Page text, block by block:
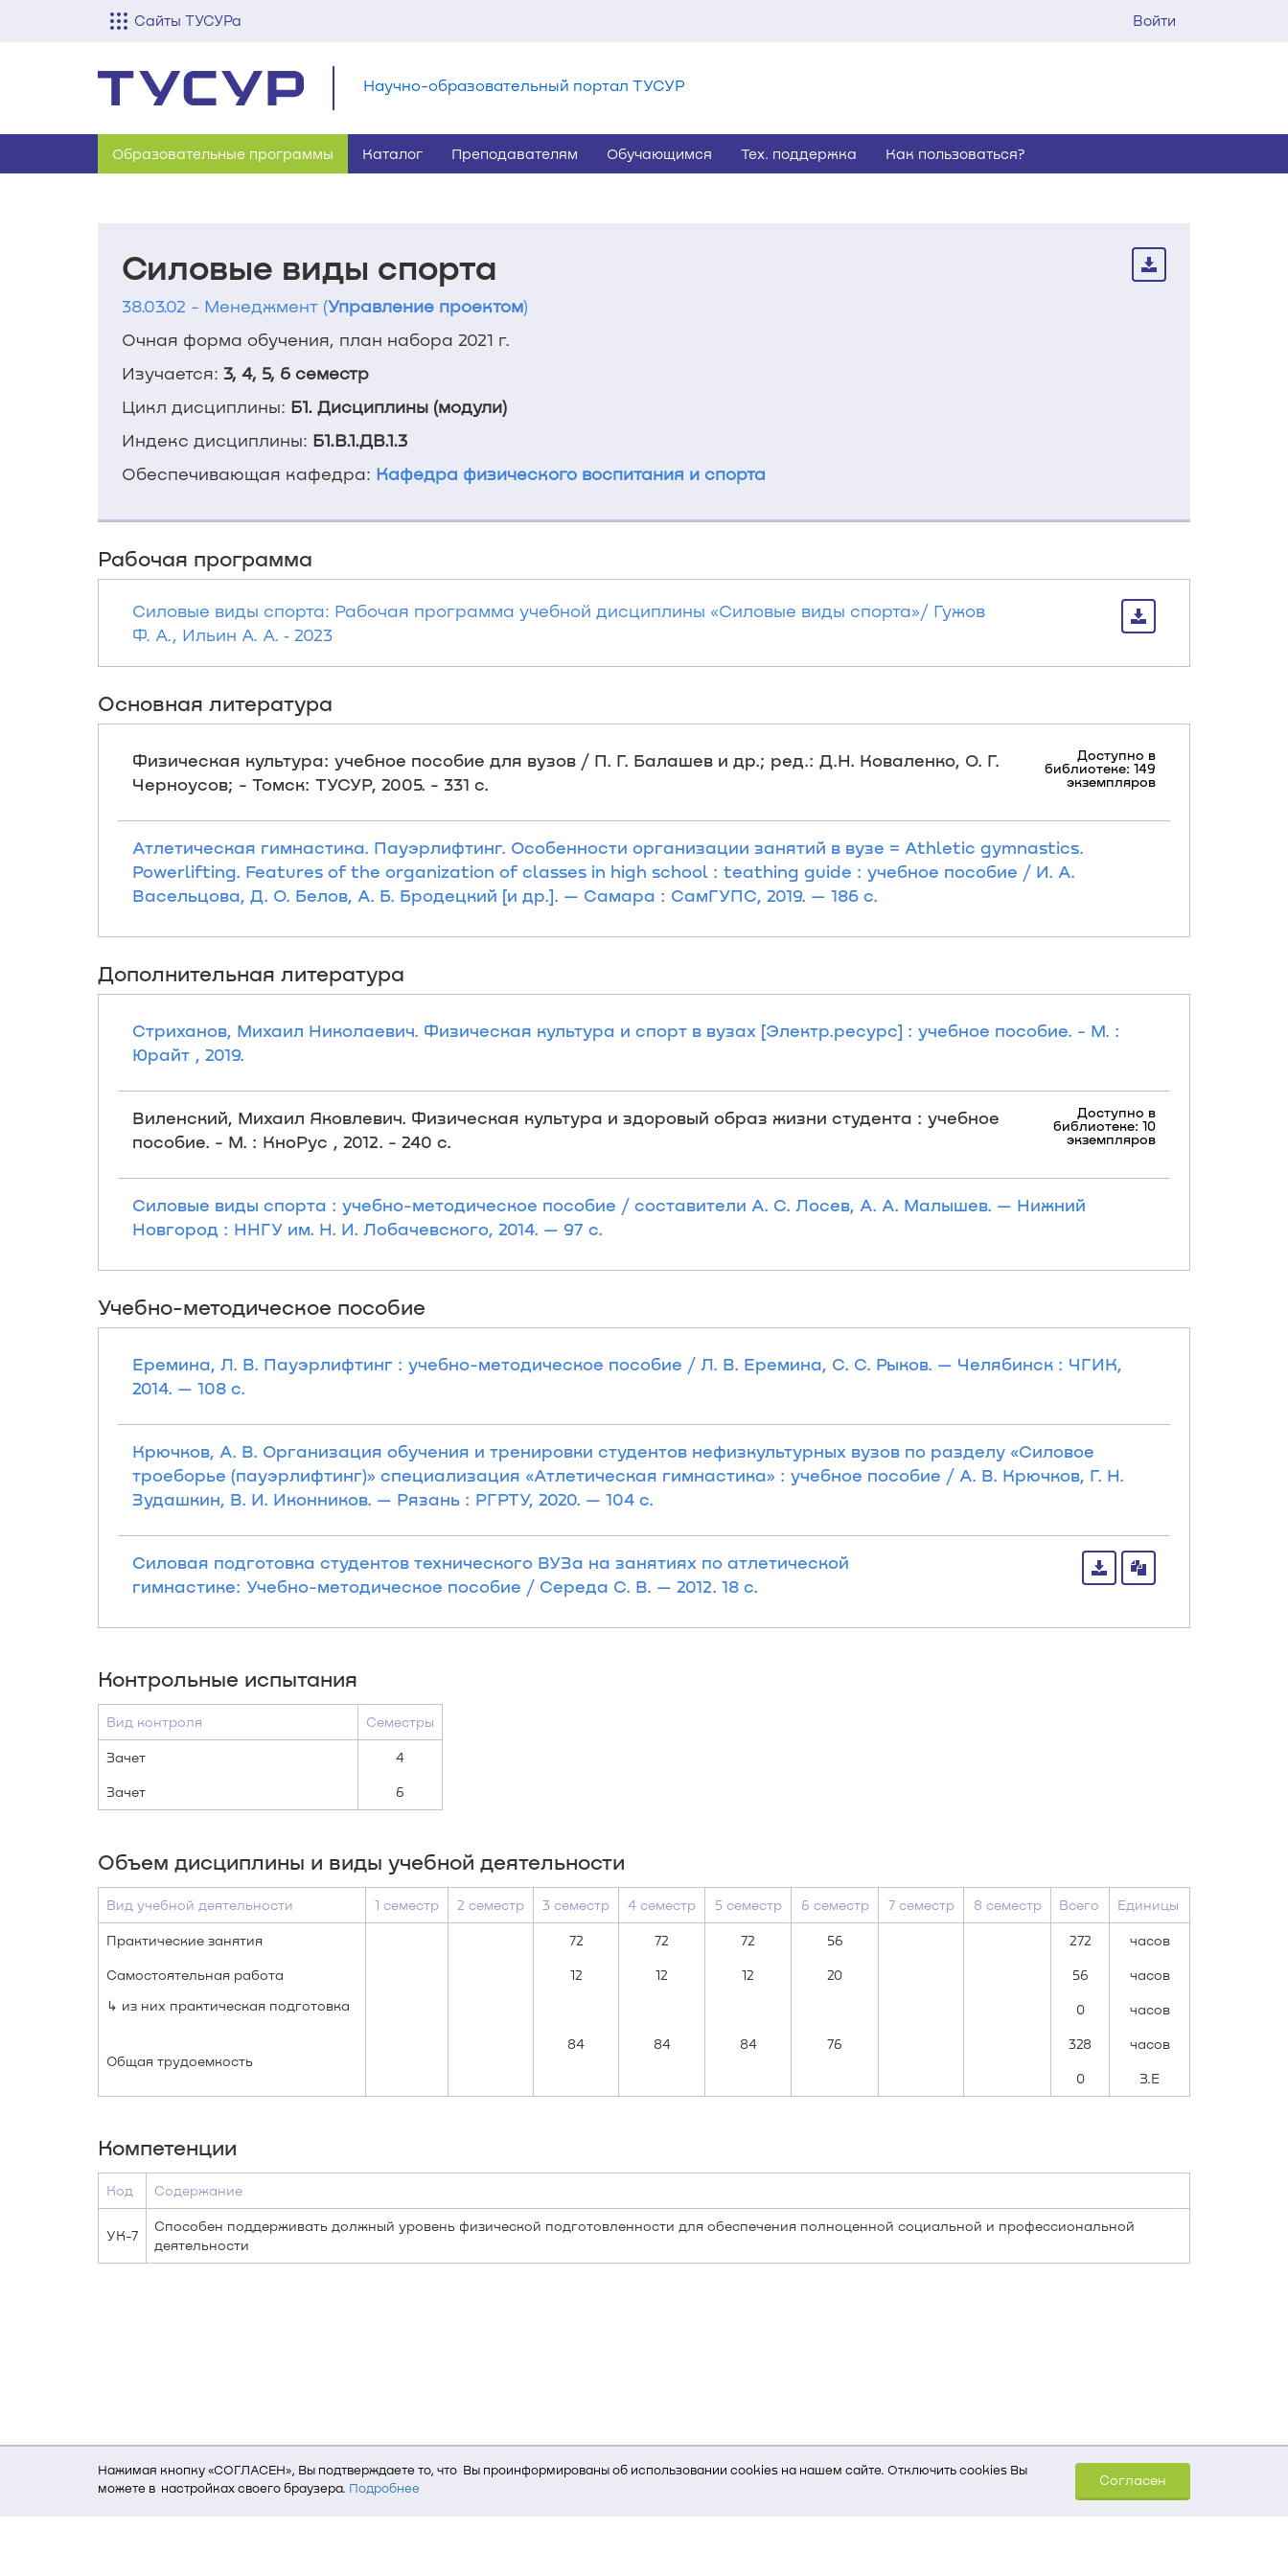
Сайты ТУСУРа Войти
Научно-образовательный портал ТУСУР
Образовательные программы Каталог Преподавателям Обучающимся Тех. поддержка Как пользоваться?
Нажимая кнопку «СОГЛАСЕН», Вы подтверждаете то, что Вы проинформированы об использовании cookies на нашем сайте. Отключить cookies Вы
можете в настройках своего браузера. Подробнее
Согласен
Силовые виды спорта
38.03.02 - Менеджмент (Управление проектом)
Очная форма обучения, план набора 2021 г.
Изучается: 3, 4, 5, 6 семестр
Цикл дисциплины: Б1. Дисциплины (модули)
Индекс дисциплины: Б1.В.1.ДВ.1.3
Обеспечивающая кафедра: Кафедра физического воспитания и спорта
Рабочая программа
Силовые виды спорта: Рабочая программа учебной дисциплины «Силовые виды спорта»/ Гужов
Ф. А., Ильин А. А. ‐ 2023
Основная литература
Физическая культура: учебное пособие для вузов / П. Г. Балашев и др.; ред.: Д.Н. Коваленко, О. Г.
Черноусов; - Томск: ТУСУР, 2005. - 331 с.
Доступно в
библиотеке: 149
экземпляров
Атлетическая гимнастика. Пауэрлифтинг. Особенности организации занятий в вузе = Athletic gymnastics.
Powerlifting. Features of the organization of classes in high school : teathing guide : учебное пособие / И. А.
Васельцова, Д. О. Белов, А. Б. Бродецкий [и др.]. — Самара : СамГУПС, 2019. — 186 с.
Дополнительная литература
Стриханов, Михаил Николаевич. Физическая культура и спорт в вузах [Электр.ресурс] : учебное пособие. - М. :
Юрайт , 2019.
Виленский, Михаил Яковлевич. Физическая культура и здоровый образ жизни студента : учебное
пособие. - М. : КноРус , 2012. - 240 с.
Доступно в
библиотеке: 10
экземпляров
Силовые виды спорта : учебно-методическое пособие / составители А. С. Лосев, А. А. Малышев. — Нижний
Новгород : ННГУ им. Н. И. Лобачевского, 2014. — 97 с.
Учебно-методическое пособие
Еремина, Л. В. Пауэрлифтинг : учебно-методическое пособие / Л. В. Еремина, С. С. Рыков. — Челябинск : ЧГИК,
2014. — 108 с.
Крючков, А. В. Организация обучения и тренировки студентов нефизкультурных вузов по разделу «Силовое
троеборье (пауэрлифтинг)» специализация «Атлетическая гимнастика» : учебное пособие / А. В. Крючков, Г. Н.
Зудашкин, В. И. Иконников. — Рязань : РГРТУ, 2020. — 104 с.
Силовая подготовка студентов технического ВУЗа на занятиях по атлетической
гимнастике: Учебно-методическое пособие / Середа С. В. — 2012. 18 с.
Контрольные испытания
Вид контроля Семестры
Зачет 4
Зачет 6
Объем дисциплины и виды учебной деятельности
Вид учебной деятельности 1 семестр 2 семестр 3 семестр 4 семестр 5 семестр 6 семестр 7 семестр 8 семестр Всего Единицы
Практические занятия 72 72 72 56 272 часов
Самостоятельная работа 12 12 12 20 56
часов
↳ из них практическая подготовка
0 часов
Общая трудоемкость
84 84 84 76 328 часов
0 З.Е
Компетенции
Код Содержание
УК-7
Способен поддерживать должный уровень физической подготовленности для обеспечения полноценной социальной и профессиональной
деятельности